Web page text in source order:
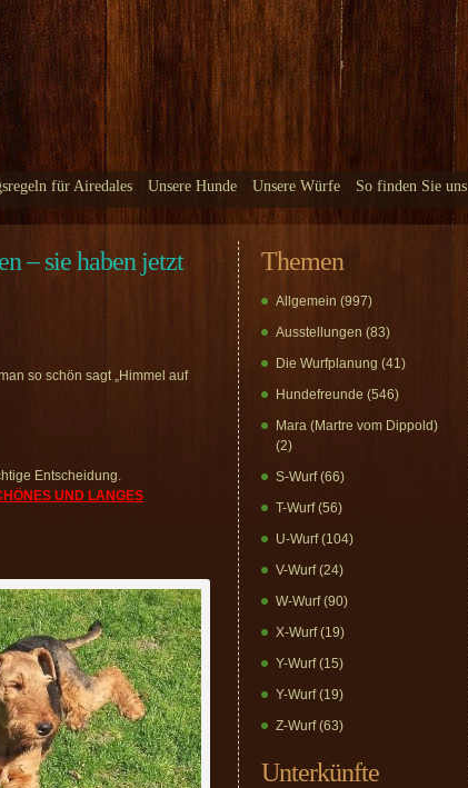
für Airedales Unsere Hunde Unsere Würfe So finden Sie uns
– sie haben jetzt
so schön sagt „Himmel auf
Entscheidung.
UND LANGES
Themen
Allgemein (997)
Ausstellungen (83)
Die Wurfplanung (41)
Hundefreunde (546)
Mara (Martre vom Dippold)
(2)
S-Wurf(66)
T-Wurf(56)
U-Wurf(104)
V-Wurf(24)
W-Wurf(90)
X-Wurf(19)
Y-Wurf(15)
Y-Wurf(19)
Z-Wurf(63)
Unterkünfte